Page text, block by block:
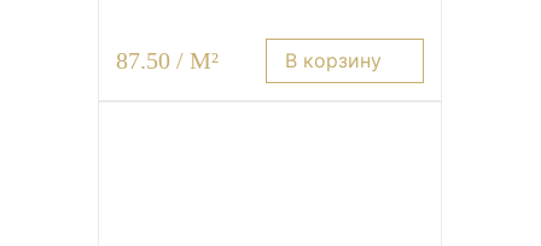
87.50 / M² В корзину